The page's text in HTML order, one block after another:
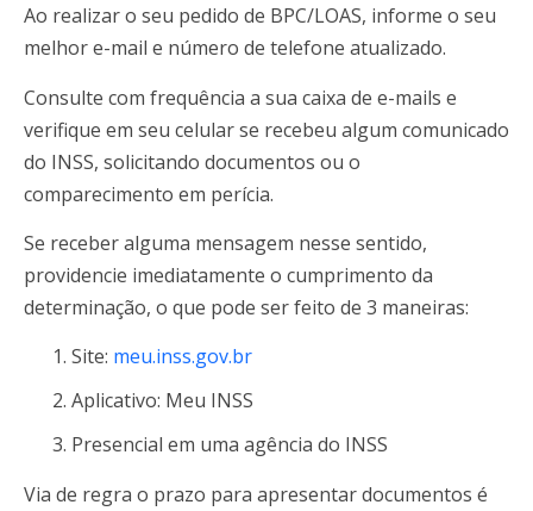
Ao realizar o seu pedido de BPC/LOAS, informe o seu
melhor e-mail e número de telefone atualizado.
Consulte com frequência a sua caixa de e-mails e
verifique em seu celular se recebeu algum comunicado
do INSS, solicitando documentos ou o
comparecimento em perícia.
Se receber alguma mensagem nesse sentido,
providencie imediatamente o cumprimento da
determinação, o que pode ser feito de 3 maneiras:
Site: meu.inss.gov.br
Aplicativo: Meu INSS
Presencial em uma agência do INSS
Via de regra o prazo para apresentar documentos é